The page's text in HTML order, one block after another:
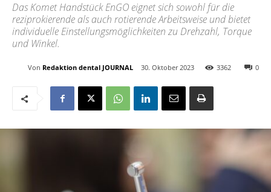
Das Komet Handstück EnGO eignet sich sowohl für die
reziprokierende als auch rotierende Arbeitsweise und bietet
individuelle Einstellungsmöglichkeiten zu Drehzahl, Torque
und Winkel.
Von Redaktion dental JOURNAL 30. Oktober 2023 0
3362